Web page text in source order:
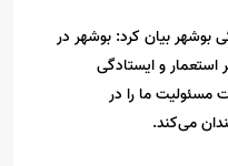
بوشهر بیان کرد: بوشهر در
استعمار و ایستادگی
ما را در
می‌کند.